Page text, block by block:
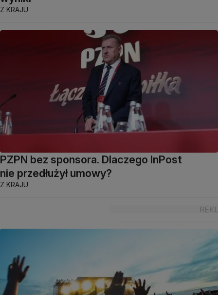
Z KRAJU
PZPN bez sponsora. Dlaczego InPost
nie przedłużył umowy?
Z KRAJU